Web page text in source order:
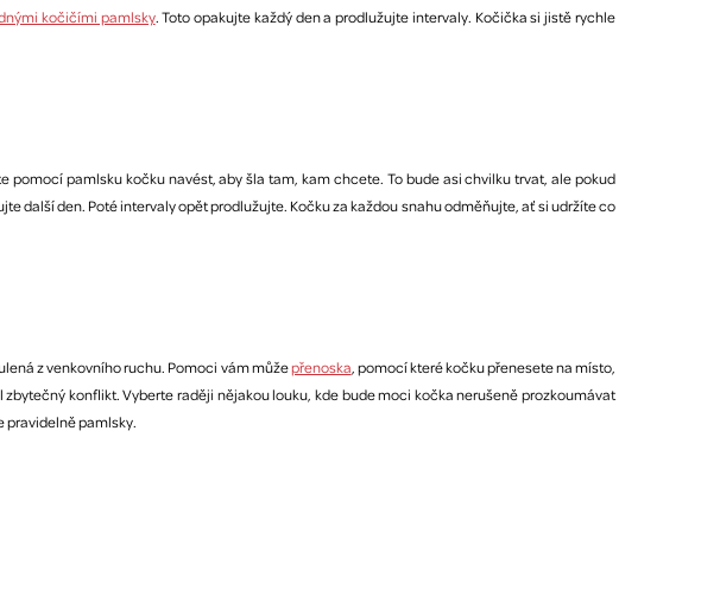
kočičími pamlsky. Toto opakujte každý den a prodlužujte intervaly. Kočička si jistě rychle
pomocí pamlsku kočku navést, aby šla tam, kam chcete. To bude asi chvilku trvat, ale pokud
další den. Poté intervaly opět prodlužujte. Kočku za každou snahu odměňujte, ať si udržíte co
z venkovního ruchu. Pomoci vám můžepřenoska , pomocí které kočku přenesete na místo,
konflikt. Vyberte raději nějakou louku, kde bude moci kočka nerušeně prozkoumávat
pravidelně pamlsky.